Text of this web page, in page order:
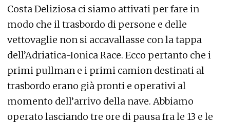
Costa Deliziosa ci siamo attivati per fare in
modo che il trasbordo di persone e delle
vettovaglie non si accavallasse con la tappa
dell’Adriatica-Ionica Race. Ecco pertanto che i
primi pullman e i primi camion destinati al
trasbordo erano già pronti e operativi al
momento dell’arrivo della nave. Abbiamo
operato lasciando tre ore di pausa fra le 13 e le